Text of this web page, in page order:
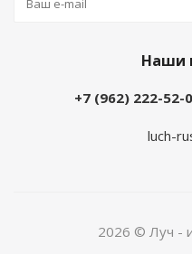
Наши
+7 (962) 222-
luch-
2026 © Луч -